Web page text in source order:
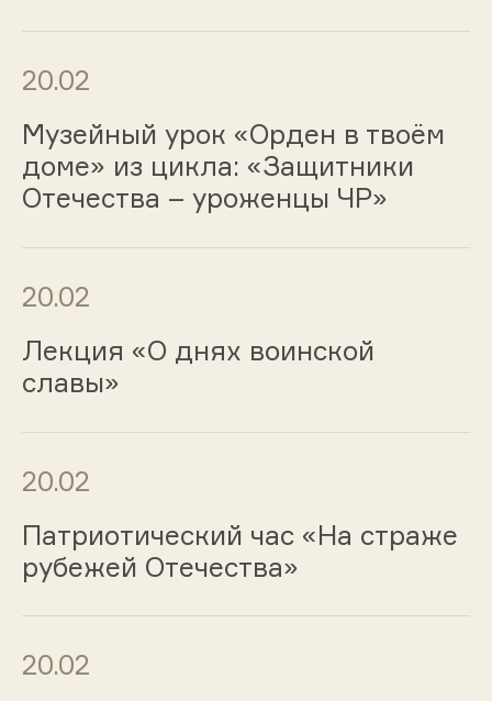
20.02
Музейный урок «Орден в твоём
доме» из цикла: «Защитники
Отечества – уроженцы ЧР»
20.02
Лекция «О днях воинской
славы»
20.02
Патриотический час «На страже
рубежей Отечества»
20.02